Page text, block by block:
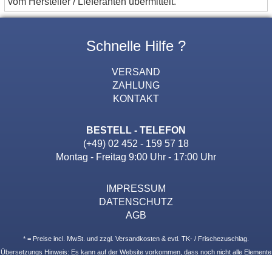
Schnelle Hilfe ?
VERSAND
ZAHLUNG
KONTAKT
BESTELL - TELEFON
(+49) 02 452 - 159 57 18
Montag - Freitag 9:00 Uhr - 17:00 Uhr
IMPRESSUM
DATENSCHUTZ
AGB
* = Preise incl. MwSt. und zzgl. Versandkosten & evtl. TK- / Frischezuschlag.
Übersetzungs Hinweis: Es kann auf der Website vorkommen, dass noch nicht alle Elemente